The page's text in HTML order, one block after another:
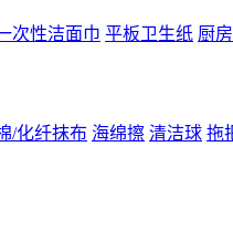
次性洁面巾 平板卫生纸 厨
/化纤抹布 海绵擦 清洁球 拖